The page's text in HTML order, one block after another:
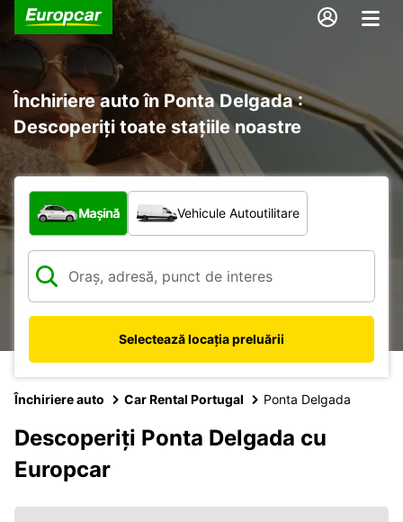
Închiriere auto în Ponta Delgada :
Descoperiți toate stațiile noastre
Ce tip de vehicul?
Mașină Vehicule Autoutilitare
Selectează locația preluării
Închiriere auto Car Rental Portugal Ponta Delgada
Descoperiți Ponta Delgada cu
Europcar